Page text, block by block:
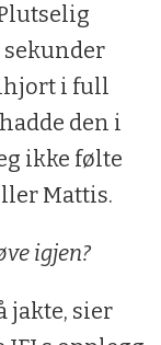
sekunder
i full
den i
ikke følte
Mattis.
igjen?
jakte, sier